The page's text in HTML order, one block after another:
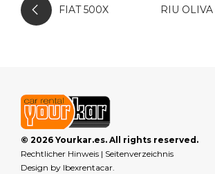
FIAT 500X
© 2026 Yourkar.es. All rights reserved.
Rechtlicher Hinweis | Seitenverzeichnis
Design by Ibexrentacar.